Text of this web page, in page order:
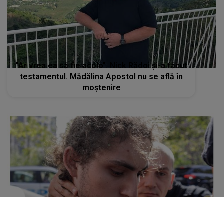
"Ar vrea ea să fie acolo". Nick Rădoi și-a făcut
testamentul. Mădălina Apostol nu se află în
moștenire